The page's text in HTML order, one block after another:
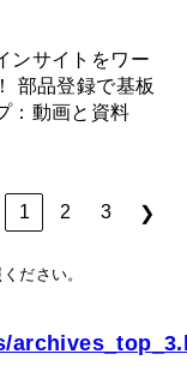
ンサイトをワー
部品登録で基板
：動画と資料
1 2 3 ❯
ださい。